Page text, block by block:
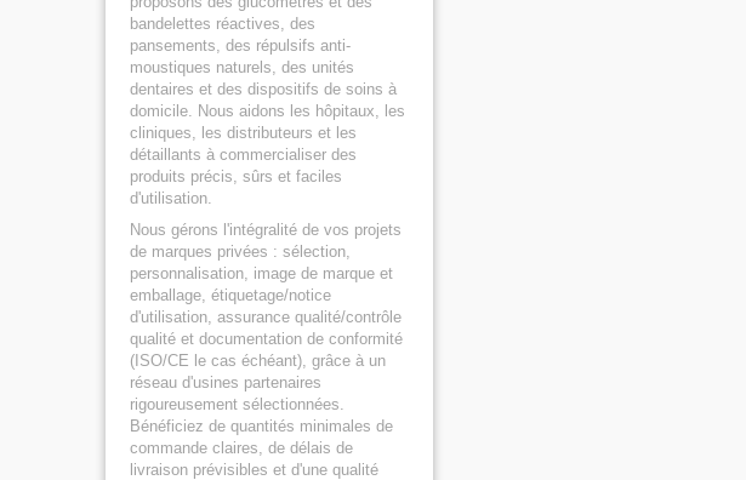
bandelettes réactives, des
pansements, des répulsifs anti-
moustiques naturels, des unités
dentaires et des dispositifs de soins à
domicile. Nous aidons les hôpitaux, les
cliniques, les distributeurs et les
détaillants à commercialiser des
produits précis, sûrs et faciles
d'utilisation.
Nous gérons l'intégralité de vos projets
de marques privées : sélection,
personnalisation, image de marque et
emballage, étiquetage/notice
d'utilisation, assurance qualité/contrôle
qualité et documentation de conformité
(ISO/CE le cas échéant), grâce à un
réseau d'usines partenaires
rigoureusement sélectionnées.
Bénéficiez de quantités minimales de
commande claires, de délais de
livraison prévisibles et d'une qualité